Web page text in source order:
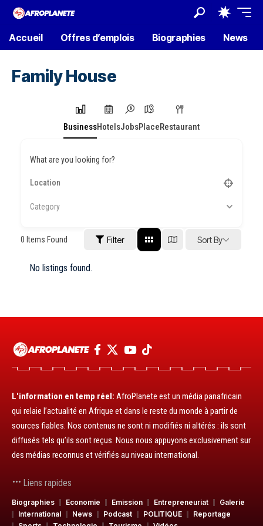
Accueil Offres d’emplois Biographies News
Family House
BusinessHotelsJobsPlaceRestaurant
What are you looking for?
Category
0 Items Found Filter Sort By
No listings found.
L'information en temp réel: AfroPlanete est un média panafricain
qui relaie l’actualité en Afrique et dans le reste du monde à partir de
sources fiables. Nos contenus ne sont ni modifiés ni altérés : ils sont
diffusés tels qu’ils sont reçus. Nous nous appuyons exclusivement sur
des médias reconnus et vérifiés au niveau international.
Liens rapides
Biographies Economie Emission Entrepreneuriat
Galerie
International
News Podcast POLITIQUE
Reportage